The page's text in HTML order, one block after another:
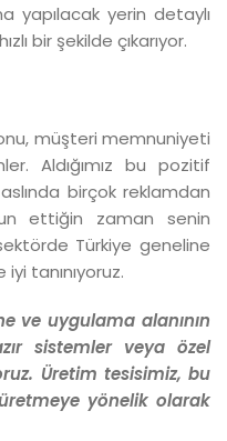
yapılacak yerin detaylı
bir şekilde çıkarıyor.
müşteri memnuniyeti
Aldığımız bu pozitif
birçok reklamdan
ettiğin zaman senin
Türkiye geneline
tanınıyoruz.
ve uygulama alanının
sistemler veya özel
Üretim tesisimiz, bu
yönelik olarak